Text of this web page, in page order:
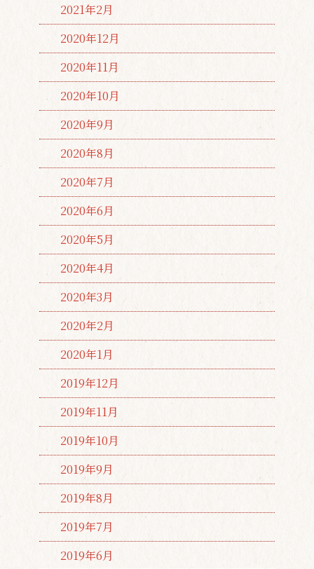
2021年2月
2020年12月
2020年11月
2020年10月
2020年9月
2020年8月
2020年7月
2020年6月
2020年5月
2020年4月
2020年3月
2020年2月
2020年1月
2019年12月
2019年11月
2019年10月
2019年9月
2019年8月
2019年7月
2019年6月